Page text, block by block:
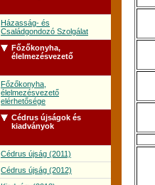
Házasság- és
Családgondozó Szolgálat
Főzőkonyha,
élelmezésvezető
Főzőkonyha,
élelmezésvezető
elérhetősége
Cédrus újságok és
kiadványok
Cédrus újság (2011)
Cédrus újság (2012)